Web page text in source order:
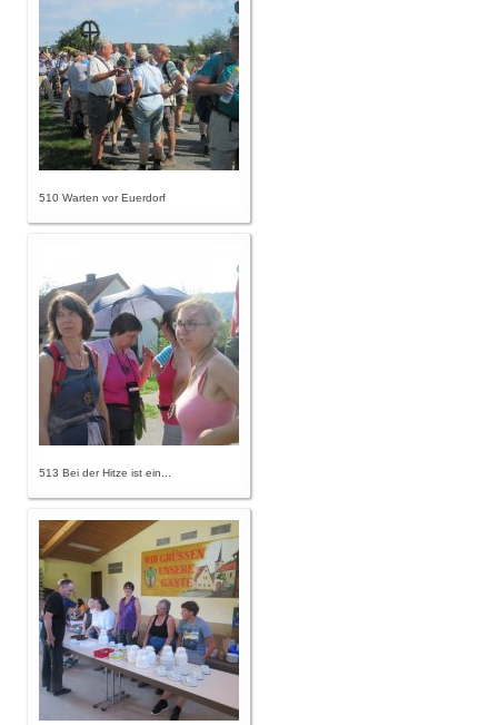
510 Warten vor Euerdorf
513 Bei der Hitze ist ein...